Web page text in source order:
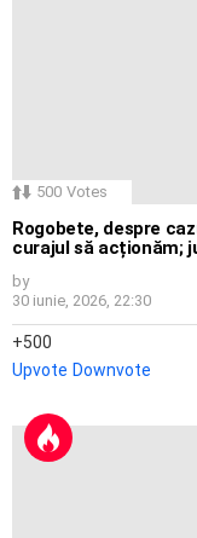
500 Votes
Rogobete, despre
curajul să acționăm;
by
30 iunie, 2026, 22:30
500
Upvote Downvote